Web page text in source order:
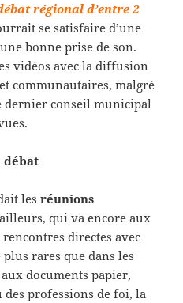
régional d’entre 2
se satisfaire d’une
bonne prise de son.
vidéos avec la diffusion
communautaires, malgré
dernier conseil municipal
débat
lesréunions
qui va encore aux
directes avec
rares que dans les
documents papier,
des professions de foi, la